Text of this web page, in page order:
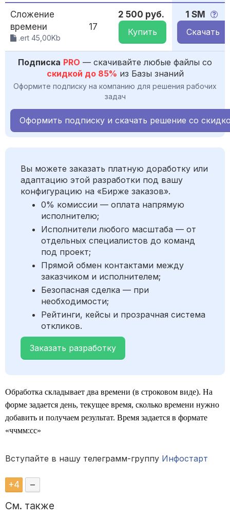
Сложение
времени
.ert 45,00Kb
17
2 500 руб.
Купить
1 SM
Скачать
Подписка PRO — скачивайте любые файлы со
скидкой до 85% из Базы знаний
Оформите подписку на компанию для решения рабочих
задач
Оформить подписку и скачать решение со
Вы можете заказать платную доработку или
адаптацию этой разработки под вашу
конфигурацию на «Бирже заказов».
0% комиссии — оплата напрямую
исполнителю;
Исполнители любого масштаба — от
отдельных специалистов до команд
под проект;
Прямой обмен контактами между
заказчиком и исполнителем;
Безопасная сделка — при
необходимости;
Рейтинги, кейсы и прозрачная система
откликов.
Заказать разработку
Обработка складывает два времени (в строковом виде). На
форме задается день, текущее время, сколько времени нужно
добавить и получаем результат. Время задается в формате
«ччмм:сс»
Вступайте в нашу телеграмм-группу Инфостарт
+4 –
См. также